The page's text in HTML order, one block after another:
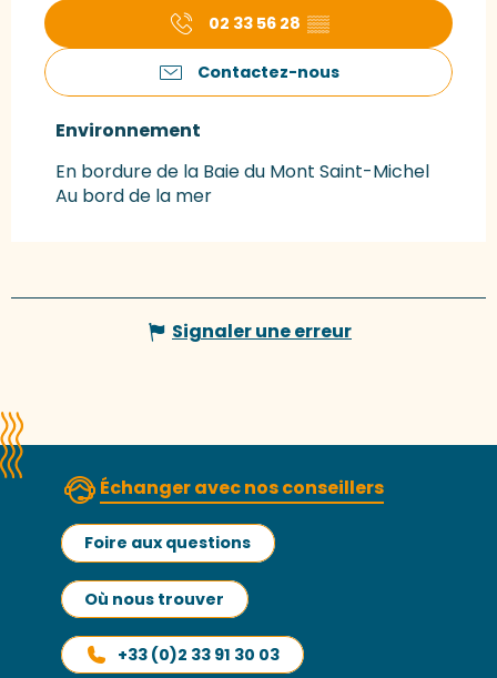
02 33 56 28 ▒▒
Contactez-nous
Environnement
Environnement
En bordure de la Baie du Mont Saint-Michel
Au bord de la mer
Signaler une erreur
Échanger avec nos conseillers
Foire aux questions
Où nous trouver
+33 (0)2 33 91 30 03